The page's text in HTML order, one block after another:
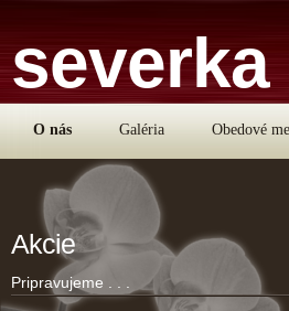
severka
O nás Galéria Obedové
Akcie
Pripravujeme . . .